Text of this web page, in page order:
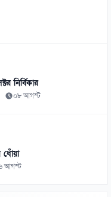
নির্বিকার
০৮ আগস্ট
আগস্ট